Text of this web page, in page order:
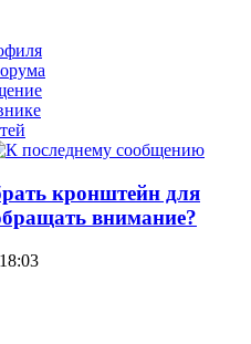
кронштейн для
внимание?